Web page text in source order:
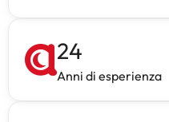
24
Anni di esperienza